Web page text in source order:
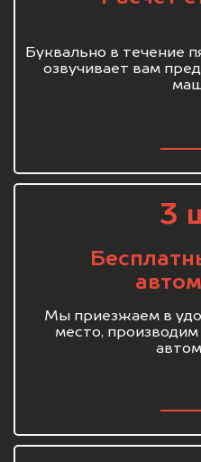
Буквально в течение
озвучивает вам
3
Мы приезжаем в
место,